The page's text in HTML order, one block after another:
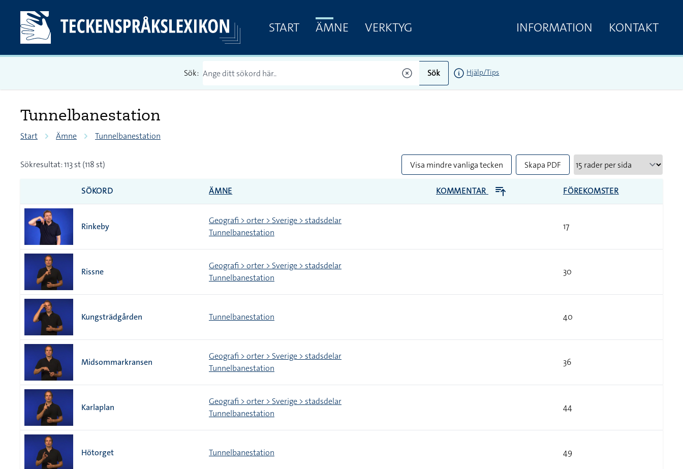
START ÄMNE VERKTYG INFORMATION KONTAKT
Sök: Sök Hjälp/Tips
Tunnelbanestation
Start Ämne Tunnelbanestation
Sökresultat: 113 st (118 st) Visa mindre vanliga tecken Skapa PDF
SÖKORD ÄMNE KOMMENTAR FÖREKOMSTER
Rinkeby
Geografi > orter > Sverige > stadsdelar
Tunnelbanestation
17
Rissne
Geografi > orter > Sverige > stadsdelar
Tunnelbanestation
30
Kungsträdgården Tunnelbanestation 40
Midsommarkransen
Geografi > orter > Sverige > stadsdelar
Tunnelbanestation
36
Karlaplan
Geografi > orter > Sverige > stadsdelar
Tunnelbanestation
44
Hötorget Tunnelbanestation 49